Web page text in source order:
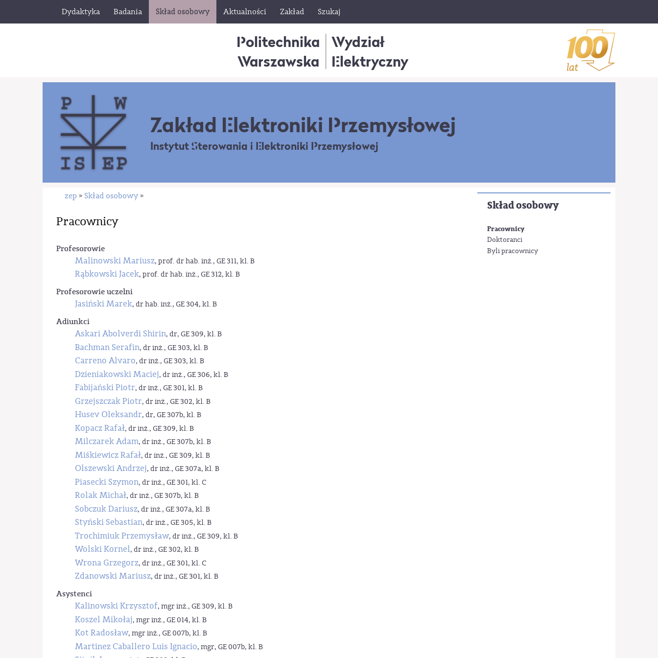
Dydaktyka Badania Skład osobowy Aktualności Zakład Szukaj
Politechnika
Warszawska
Wydział
Elektryczny
Zakład Elektroniki Przemysłowej
Instytut Sterowania i Elektroniki Przemysłowej
Skład osobowy
Pracownicy
Doktoranci
Byli pracownicy
zep » Skład osobowy »
Pracownicy
Profesorowie
Malinowski Mariusz, prof. dr hab. inż., GE 311, kl. B
Rąbkowski Jacek, prof. dr hab. inż., GE 312, kl. B
Profesorowie uczelni
Jasiński Marek, dr hab. inż., GE 304, kl. B
Adiunkci
Askari Abolverdi Shirin, dr, GE 309, kl. B
Bachman Serafin, dr inż., GE 303, kl. B
Carreno Alvaro, dr inż., GE 303, kl. B
Dzieniakowski Maciej, dr inż., GE 306, kl. B
Fabijański Piotr, dr inż., GE 301, kl. B
Grzejszczak Piotr, dr inż., GE 302, kl. B
Husev Oleksandr, dr, GE 307b, kl. B
Kopacz Rafał, dr inż., GE 309, kl. B
Milczarek Adam, dr inż., GE 307b, kl. B
Miśkiewicz Rafał, dr inż., GE 309, kl. B
Olszewski Andrzej, dr inż., GE 307a, kl. B
Piasecki Szymon, dr inż., GE 301, kl. C
Rolak Michał, dr inż., GE 307b, kl. B
Sobczuk Dariusz, dr inż., GE 307a, kl. B
Styński Sebastian, dr inż., GE 305, kl. B
Trochimiuk Przemysław, dr inż., GE 309, kl. B
Wolski Kornel, dr inż., GE 302, kl. B
Wrona Grzegorz, dr inż., GE 301, kl. C
Zdanowski Mariusz, dr inż., GE 301, kl. B
Asystenci
Kalinowski Krzysztof, mgr inż., GE 309, kl. B
Koszel Mikołaj, mgr inż., GE 014, kl. B
Kot Radosław, mgr inż., GE 007b, kl. B
Martinez Caballero Luis Ignacio, mgr, GE 007b, kl. B